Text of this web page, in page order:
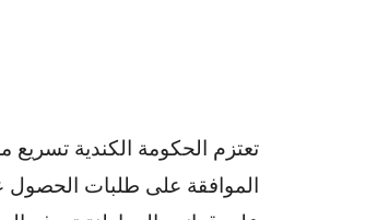
تعتزم الحكومة الكندية
الموافقة على طلبات الحصول